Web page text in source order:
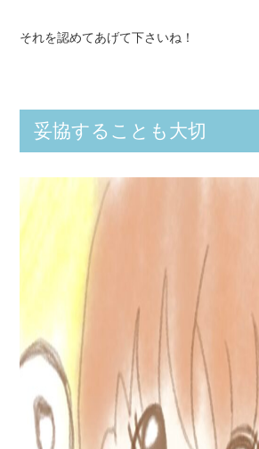
それを認めてあげて下さいね！
妥協することも大切